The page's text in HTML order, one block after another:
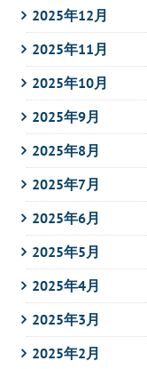
2025年12月
2025年11月
2025年10月
2025年9月
2025年8月
2025年7月
2025年6月
2025年5月
2025年4月
2025年3月
2025年2月